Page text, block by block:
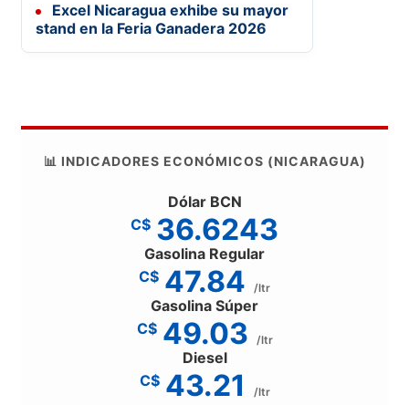
Excel Nicaragua exhibe su mayor
stand en la Feria Ganadera 2026
📊 INDICADORES ECONÓMICOS (NICARAGUA)
Dólar BCN
C$ 36.6243
Gasolina Regular
C$ 47.84 /ltr
Gasolina Súper
C$ 49.03 /ltr
Diesel
C$ 43.21 /ltr